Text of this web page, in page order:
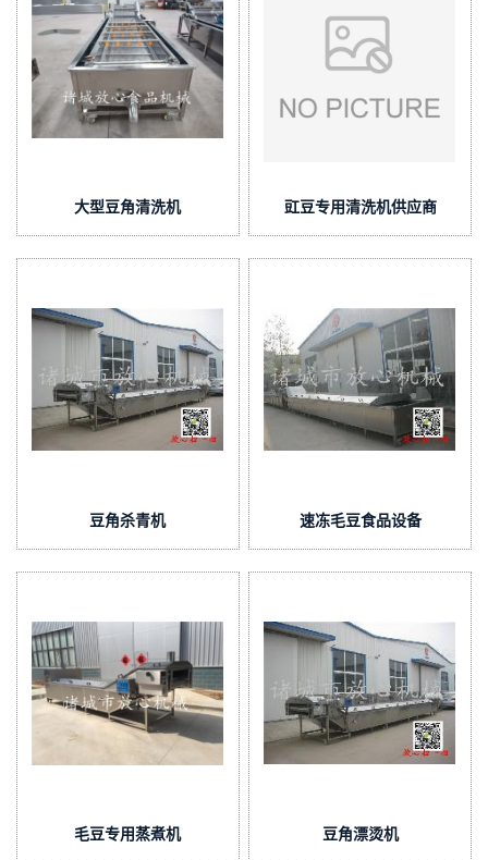
大型豆角清洗机 豇豆专用清洗机供应商
豆角杀青机 速冻毛豆食品设备
毛豆专用蒸煮机 豆角漂烫机